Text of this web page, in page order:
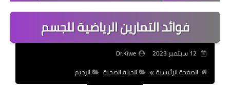
الحياة الصحية
الرجيم
كيتو دايت
فوائد التمارين الرياضية للجسم
Dr.Kiwe
الصفحة الرئيسية
الحياة الصحية
الرجيم